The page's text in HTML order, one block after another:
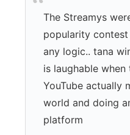
The Streamys
popularity
any logic.. tana
is laughable when
YouTube actually
world and doing
platform